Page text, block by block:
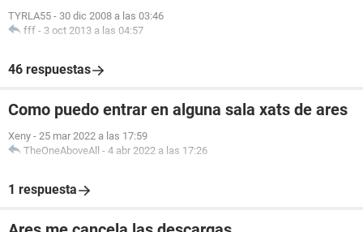
TYRLA55 - 30 dic 2008 a las 03:46
fff - 3 oct 2013 a las 04:57
46 respuestas
Como puedo entrar en alguna sala xats de ares
Xeny - 25 mar 2022 a las 17:59
TheOneAboveAll - 4 abr 2022 a las 17:26
1 respuesta